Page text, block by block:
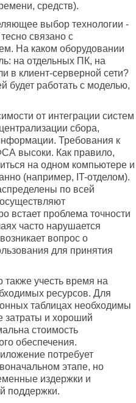
средств).
выбор технологии -
связано с
На каком оборудовании
на отдельных ПК, на
в клиент-серверной сети?
будет работать с моделью,
от интеграции систем
сбора,
Требования к
высоки. Как правило,
на одном компьютере и
(например, IT-отделом).
по всей
встает проблема точности
часто нарушается
вопрос о
для принятия
также учесть время на
ресурсов. Для
таблицах необходимы
и хороший
стоимость
обеспечения.
потребует
этапе, но
издержки и
поддержки.